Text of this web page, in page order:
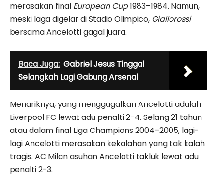
merasakan final European Cup1983–1984. Namun,
meski laga digelar di Stadio Olimpico, Giallorossi
bersama Ancelotti gagal juara.
Baca Juga: Gabriel Jesus Tinggal
Selangkah Lagi Gabung Arsenal
Menariknya, yang menggagalkan Ancelotti adalah
Liverpool FC lewat adu penalti 2-4. Selang 21 tahun
atau dalam final Liga Champions 2004–2005, lagi-
lagi Ancelotti merasakan kekalahan yang tak kalah
tragis. AC Milan asuhan Ancelotti takluk lewat adu
penalti 2-3.